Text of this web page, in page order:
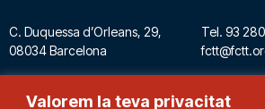
Valorem la teva privacitat
C. Duquessa d’Orleans, 29,
08034 Barcelona
Tel. 93